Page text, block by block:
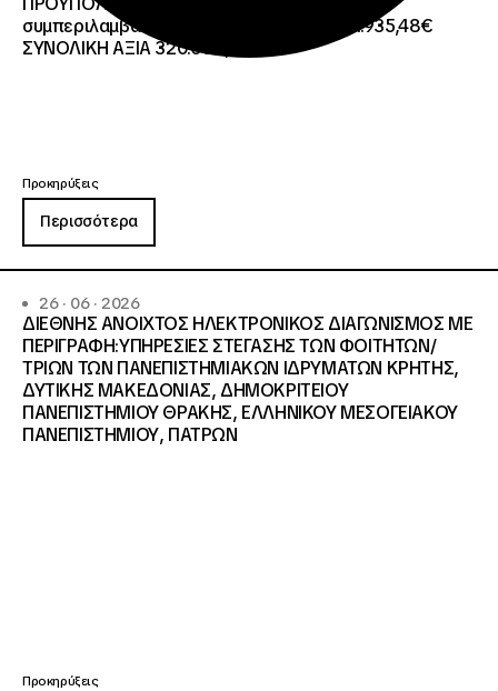
συμπεριλαμβανομένου του Φ.Π.Α. ΦΠΑ 61.935,48€
ΣΥΝΟΛΙΚΗ ΑΞΙΑ 320.000,00 €.
Προκηρύξεις
Περισσότερα
26 · 06 · 2026
ΔΙΕΘΝΗΣ ΑΝΟΙΧΤΟΣ ΗΛΕΚΤΡΟΝΙΚΟΣ ΔΙΑΓΩΝΙΣΜΟΣ ΜΕ
ΠΕΡΙΓΡΑΦΗ:ΥΠΗΡΕΣΙΕΣ ΣΤΕΓΑΣΗΣ ΤΩΝ ΦΟΙΤΗΤΩΝ/
ΤΡΙΩΝ ΤΩΝ ΠΑΝΕΠΙΣΤΗΜΙΑΚΩΝ ΙΔΡΥΜΑΤΩΝ KΡΗΤΗΣ,
ΔΥΤΙΚΗΣ ΜΑΚΕΔΟΝΙΑΣ, ΔΗΜΟΚΡΙΤΕΙΟΥ
ΠΑΝΕΠΙΣΤΗΜΙΟΥ ΘΡΑΚΗΣ, ΕΛΛΗΝΙΚΟΥ ΜΕΣΟΓΕΙΑΚΟΥ
ΠΑΝΕΠΙΣΤΗΜΙΟΥ, ΠΑΤΡΩΝ
Προκηρύξεις